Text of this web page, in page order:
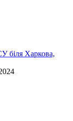
біля Харкова,